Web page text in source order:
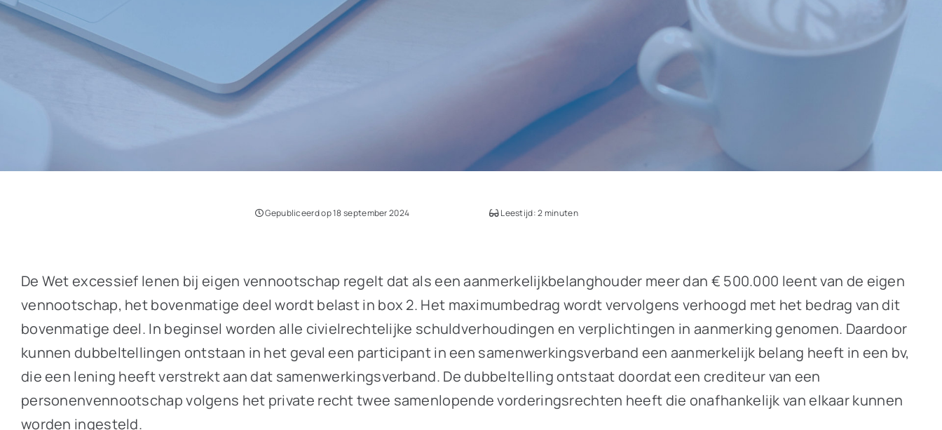
Gepubliceerd op 18 september 2024 Leestijd: 2 minuten
De Wet excessief lenen bij eigen vennootschap regelt dat als een aanmerkelijkbelanghouder meer dan € 500.000 leent van de eigen
vennootschap, het bovenmatige deel wordt belast in box 2. Het maximumbedrag wordt vervolgens verhoogd met het bedrag van dit
bovenmatige deel. In beginsel worden alle civielrechtelijke schuldverhoudingen en verplichtingen in aanmerking genomen. Daardoor
kunnen dubbeltellingen ontstaan in het geval een participant in een samenwerkingsverband een aanmerkelijk belang heeft in een bv,
die een lening heeft verstrekt aan dat samenwerkingsverband. De dubbeltelling ontstaat doordat een crediteur van een
personenvennootschap volgens het private recht twee samenlopende vorderingsrechten heeft die onafhankelijk van elkaar kunnen
worden ingesteld.